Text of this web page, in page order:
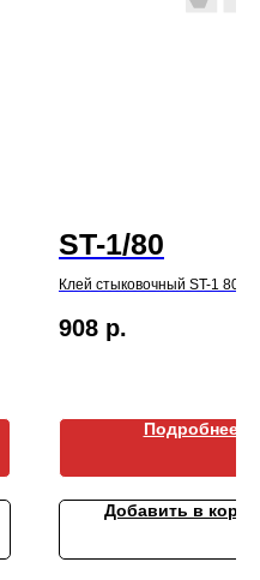
ST-1/80
Клей стыковочный ST-1 80 мл
908 р.
Подробнее
Добавить в